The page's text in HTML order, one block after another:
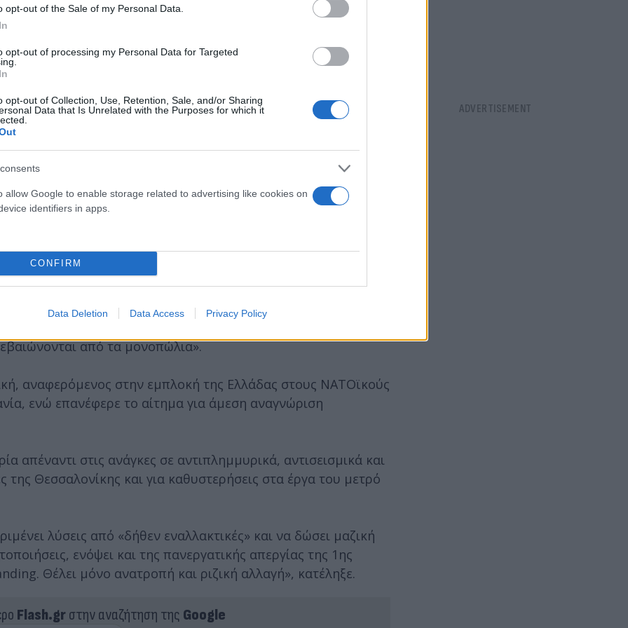
opt-out of the Sale of my Personal Data.
opt-out of processing my Personal Data for Targeted
opt-out of Collection, Use, Retention, Sale, and/or Sharing
Data that Is Unrelated with the Purposes for which it
allow Google to enable storage related to advertising like cookies on
identifiers in apps.
CONFIRM
Data Deletion Data Access Privacy Policy
και τα ιδιωτικά πανεπιστήμια.
από τα μονοπώλια»
περί κυριαρχικών δικαιωμάτων» επειδή
κοιτάσματα νότια της Κρήτης και της Πελοποννήσου,
από τα μονοπώλια».
αναφερόμενος στην εμπλοκή της Ελλάδας στους ΝΑΤΟϊκούς
ενώ επανέφερε το αίτημα για άμεση αναγνώριση
απέναντι στις ανάγκες σε αντιπλημμυρικά, αντισεισμικά και
της Θεσσαλονίκης και για καθυστερήσεις στα έργα του μετρό
λύσεις από «δήθεν εναλλακτικές» και να δώσει μαζική
ενόψει και της πανεργατικής απεργίας της 1ης
Θέλει μόνο ανατροπή και ριζική αλλαγή», κατέληξε.
Flash.grστην αναζήτηση της Google